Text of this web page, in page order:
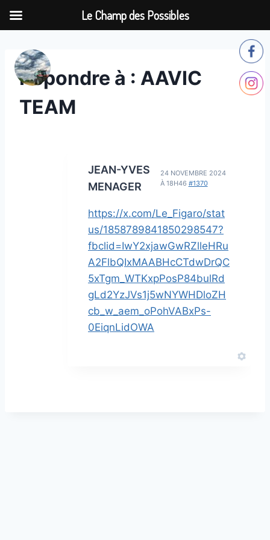
contenuRépondre à : AAVIC
TEAM
JEAN-YVES
MENAGER
24 NOVEMBRE 2024
À 18H46 #1370
https://x.com/Le_Figaro/stat
us/1858789841850298547?
fbclid=IwY2xjawGwRZlleHRu
A2FlbQIxMAABHcCTdwDrQC
5xTgm_WTKxpPosP84bulRd
gLd2YzJVs1j5wNYWHDloZH
cb_w_aem_oPohVABxPs-
0EiqnLidOWA
Le Champ des Possibles